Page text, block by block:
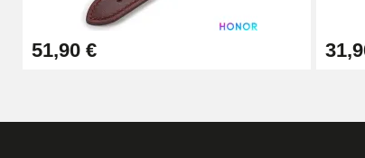
Boîte Pompe Bracelet Montre -
51,90 €